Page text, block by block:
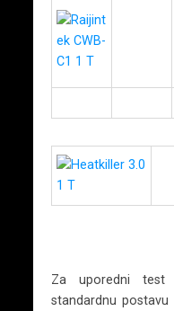
Za uporedni test
standardnu